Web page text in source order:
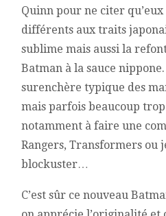
Quinn pour ne citer qu’eux
différents aux traits
sublime mais aussi la
Batman à la sauce
surenchère typique des
mais parfois beaucoup
notamment à faire une
Rangers, Transformers ou
blockuster…
C’est sûr ce nouveau